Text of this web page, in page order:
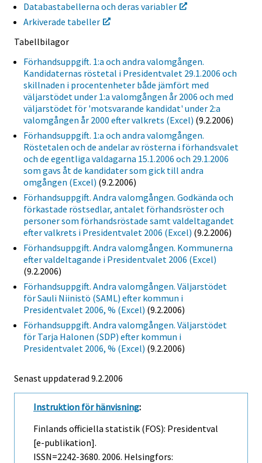
Databastabellerna och deras variabler
Arkiverade tabeller
Tabellbilagor
Förhandsuppgift. 1:a och andra valomgången.
Kandidaternas röstetal i Presidentvalet 29.1.2006 och
skillnaden i procentenheter både jämfört med
väljarstödet under 1:a valomgången år 2006 och med
väljarstödet för 'motsvarande kandidat' under 2:a
valomgången år 2000 efter valkrets (Excel) (9.2.2006)
Förhandsuppgift. 1:a och andra valomgången.
Röstetalen och de andelar av rösterna i förhandsvalet
och de egentliga valdagarna 15.1.2006 och 29.1.2006
som gavs åt de kandidater som gick till andra
omgången (Excel) (9.2.2006)
Förhandsuppgift. Andra valomgången. Godkända och
förkastade röstsedlar, antalet förhandsröster och
personer som förhandsröstade samt valdeltagandet
efter valkrets i Presidentvalet 2006 (Excel) (9.2.2006)
Förhandsuppgift. Andra valomgången. Kommunerna
efter valdeltagande i Presidentvalet 2006 (Excel)
(9.2.2006)
Förhandsuppgift. Andra valomgången. Väljarstödet
för Sauli Niinistö (SAML) efter kommun i
Presidentvalet 2006, % (Excel) (9.2.2006)
Förhandsuppgift. Andra valomgången. Väljarstödet
för Tarja Halonen (SDP) efter kommun i
Presidentvalet 2006, % (Excel) (9.2.2006)
Senast uppdaterad 9.2.2006
Instruktion för hänvisning:
Finlands officiella statistik (FOS): Presidentval
[e-publikation].
ISSN=2242-3680. 2006. Helsingfors: